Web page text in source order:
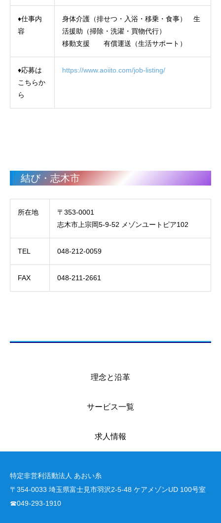
♦仕事内
容
身体介護（排せつ・入浴・移乗・食事） 生
活援助（掃除・洗濯・買物代行）
移動支援 有償運送（生活サポート）
♦応募は
こちらか
ら
https://www.aoiito.com/job-listing/
結び・志木市
所在地
〒353-0001
志木市上宗岡5-9-52 メゾンユートピア102
TEL 048-212-0059
FAX 048-211-2661
理念と沿革
サービス一覧
求人情報
特定非営利活動法人 あおい糸
〒354-0033 埼玉県富士見市羽沢2-5-48 ケアメゾンUD 100号室
☎049-293-1910